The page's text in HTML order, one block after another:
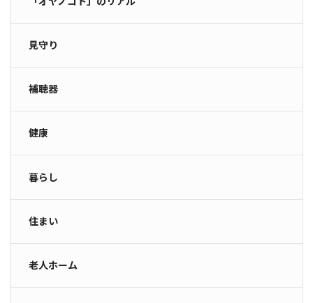
見守り
補聴器
健康
暮らし
住まい
老人ホーム